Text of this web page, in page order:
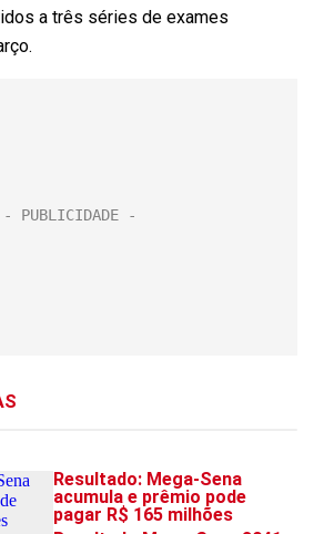
a três séries de exames